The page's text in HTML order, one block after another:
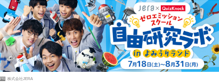
PR 株式会社JERA